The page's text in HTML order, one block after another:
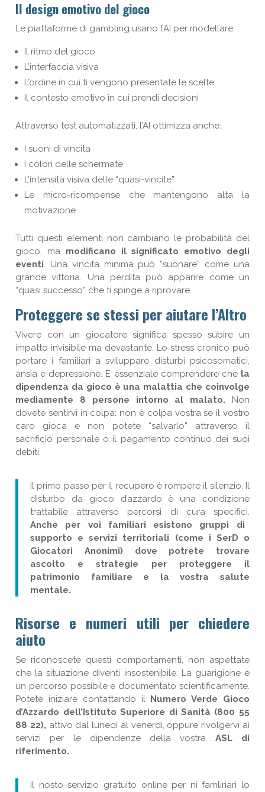
Il design emotivo del gioco
Le piattaforme di gambling usano l’AI per modellare:
Il ritmo del gioco
L’interfaccia visiva
L’ordine in cui ti vengono presentate le scelte
Il contesto emotivo in cui prendi decisioni
Attraverso test automatizzati, l’AI ottimizza anche:
I suoni di vincita
I colori delle schermate
L’intensità visiva delle “quasi-vincite”
Le micro-ricompense che mantengono alta la
motivazione
Tutti questi elementi non cambiano le probabilità del
gioco, ma modificano il significato emotivo degli
eventi. Una vincita minima può “suonare” come una
grande vittoria. Una perdita può apparire come un
“quasi successo” che ti spinge a riprovare.
Proteggere se stessi per aiutare l’Altro
Vivere con un giocatore significa spesso subire un
impatto invisibile ma devastante. Lo stress cronico può
portare i familiari a sviluppare disturbi psicosomatici,
ansia e depressione. È essenziale comprendere che la
dipendenza da gioco è una malattia che coinvolge
mediamente 8 persone intorno al malato. Non
dovete sentirvi in colpa: non è colpa vostra se il vostro
caro gioca e non potete “salvarlo” attraverso il
sacrificio personale o il pagamento continuo dei suoi
debiti.
Il primo passo per il recupero è rompere il silenzio. Il
disturbo da gioco d’azzardo è una condizione
trattabile attraverso percorsi di cura specifici.
Anche per voi familiari esistono gruppi di
supporto e servizi territoriali (come i SerD o
Giocatori Anonimi) dove potrete trovare
ascolto e strategie per proteggere il
patrimonio familiare e la vostra salute
mentale.
Risorse e numeri utili per chiedere
aiuto
Se riconoscete questi comportamenti, non aspettate
che la situazione diventi insostenibile. La guarigione è
un percorso possibile e documentato scientificamente.
Potete iniziare contattando il Numero Verde Gioco
d’Azzardo dell’Istituto Superiore di Sanità (800 55
88 22), attivo dal lunedì al venerdì, oppure rivolgervi ai
servizi per le dipendenze della vostra ASL di
riferimento.
Il nosto servizio gratuito online per ni famliriari lo